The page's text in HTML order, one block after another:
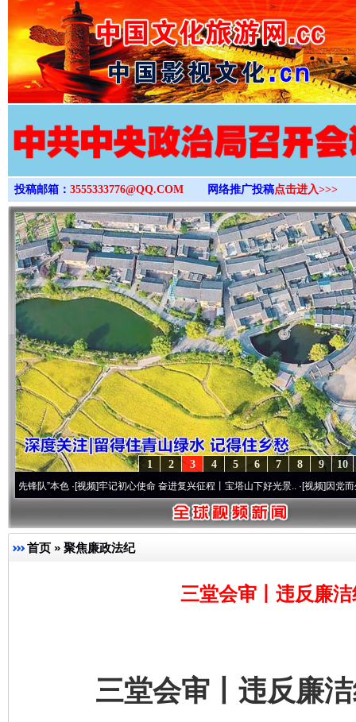
>
投稿邮箱： 3555333776@QQ.COM 网络推广投稿点击进入>>>
10
9
8
7
6
5
4
3
2
1
·[视频]牢记初心使命 奋进复兴征程丨宝塔山下好光景..·[视频]因党而生 为党而
首页 » 聚焦廉政法纪
三堂会审丨违反廉
三堂会审丨违反廉洁